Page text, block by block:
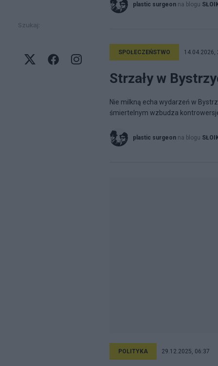
Szukaj:
plastic surgeon na blogu
SPOŁECZEŃSTWO 14.04.2026,
Strzały w
Nie milkną echa wydarzeń w
śmiertelnym wzbudza
plastic surgeon na blogu
POLITYKA 29.12.2025, 06:37